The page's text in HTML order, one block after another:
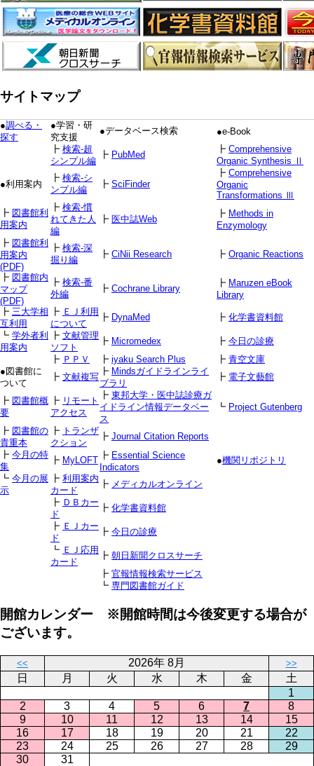
サイトマップ
●調べる・
探す
●学習・研
究支援
●データベース検索
●e-Book
┣ 検索-超
シンプル編
┣ PubMed
┣ Comprehensive
Organic Synthesis Ⅱ
●利用案内
┣ 検索-シ
ンプル編
┣ SciFinder
┣ Comprehensive
Organic
Transformations Ⅲ
┣ 図書館利
用案内
┣ 検索-慣
れてきた人
編
┣ 医中誌Web
┣ Methods in
Enzymology
┣ 図書館利
用案内
(PDF)
┣ 検索-深
掘り編
┣ CiNii Research ┣ Organic Reactions
┣ 図書館内
マップ
(PDF)
┣ 検索-番
外編
┣ Cochrane Library
┣ Maruzen eBook
Library
┣ 三大学相
互利用
┣ ＥＪ利用
について
┣ DynaMed ┣ 化学書資料館
┗ 学外者利
用案内
┣ 文献管理
ソフト
┣ Micromedex ┣ 今日の診療
┣ ＰＰＶ ┣ iyaku Search Plus ┣ 青空文庫
●図書館に
ついて
┣ 文献複写
┣ Mindsガイドラインライ
ブラリ
┣ 電子文藝館
┣ 図書館概
要
┣ リモート
アクセス
┣ 東邦大学・医中誌診療ガ
イドライン情報データベー
ス
┗ Project Gutenberg
┣ 図書館の
貴重本
┣ トランザ
クション
┣ Journal Citation Reports
┣ 今月の特
集
┣ MyLOFT ┣ Essential Science
Indicators
●機関リポジトリ
┗ 今月の展
示
┣ 利用案内
カード
┣ メディカルオンライン
┣ ＤＢカー
ド
┣ 化学書資料館
┣ ＥＪカー
ド
┣ 今日の診療
┗ ＥＪ応用
カード
┣ 朝日新聞クロスサーチ
┣ 官報情報検索サービス
┗ 専門図書館ガイド
開館カレンダー ※開館時間は今後変更する場合が
ございます。
<< 2026年 8月 >>
日 月 火 水 木 金
土
1
2
3 4 5 6 7
8
9
10 11 12 13 14
15
16
17 18 19 20 21
22
23
24 25 26 27 28
29
30
31